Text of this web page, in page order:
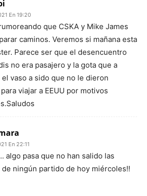
En 19:20
que CSKA y Mike James
caminos. Veremos si mañana esta
Parece ser que el desencuentro
no era pasajero y la gota que a
vaso a sido que no le dieron
viajar a EEUU por motivos
En 22:11
algo pasa que no han salido las
ningún partido de hoy miércoles!!